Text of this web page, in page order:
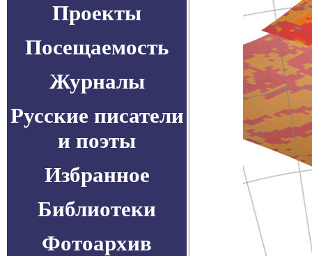
Проекты
Посещаемость
Журналы
Русские писатели
и поэты
Избранное
Библиотеки
Фотоархив